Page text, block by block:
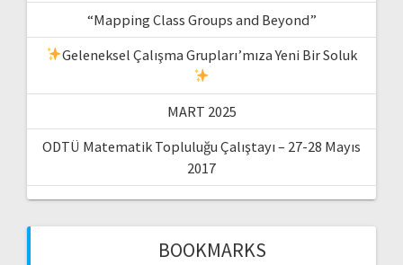
“Mapping Class Groups and Beyond”
Geleneksel Çalışma Grupları’mıza Yeni Bir Soluk
MART 2025
ODTÜ Matematik Topluluğu Çalıştayı – 27-28 Mayıs
2017
BOOKMARKS